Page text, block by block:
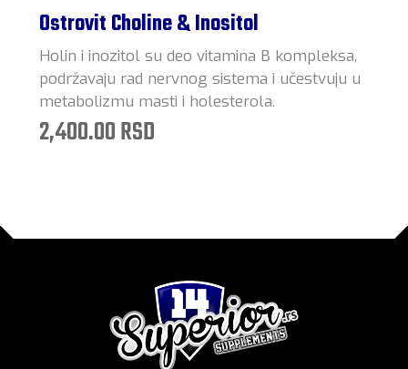
Ostrovit Choline & Inositol
Holin i inozitol su deo vitamina B kompleksa,
podržavaju rad nervnog sistema i učestvuju u
metabolizmu masti i holesterola.
2,400.00 RSD